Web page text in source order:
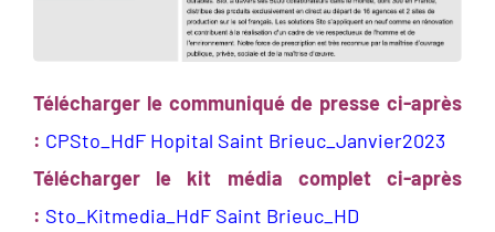
Télécharger le communiqué de presse ci-après
: CPSto_HdF Hopital Saint Brieuc_Janvier2023
Télécharger le kit média complet ci-après
: Sto_Kitmedia_HdF Saint Brieuc_HD